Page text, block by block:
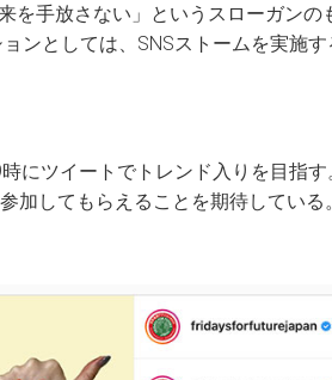
手放さない」というスローガンの
ンとしては、SNSストームを実施す
にツイートでトレンド入りを目指す
加してもらえることを期待している。